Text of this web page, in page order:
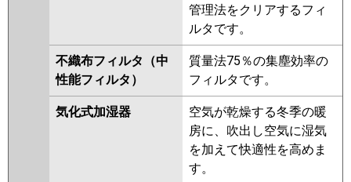
管理法をクリアするフィ
ルタです。
不織布フィルタ（中
性能フィルタ）
質量法75％の集塵効率の
フィルタです。
気化式加湿器
空気が乾燥する冬季の暖
房に、吹出し空気に湿気
を加えて快適性を高めま
す。